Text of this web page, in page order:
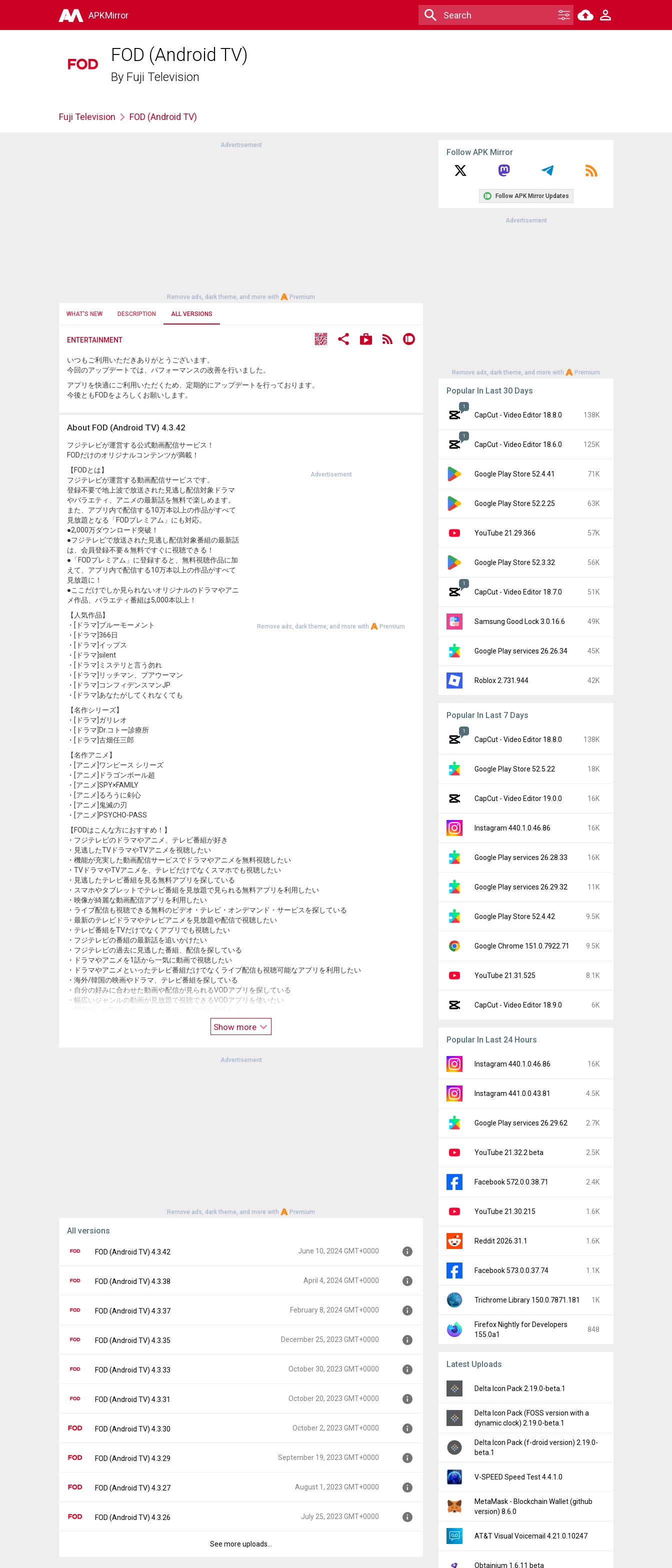
APKMirror
FOD (Android TV)
By Fuji Television
Fuji Television FOD (Android TV)
Advertisement
Remove ads, dark theme, and more with Premium
WHAT'S NEW DESCRIPTION ALL VERSIONS
ENTERTAINMENT
いつもご利用いただきありがとうございます。
今回のアップデートでは、パフォーマンスの改善を行いました。
アプリを快適にご利用いただくため、定期的にアップデートを行っております。
今後ともFODをよろしくお願いします。
About FOD (Android TV) 4.3.42
フジテレビが運営する公式動画配信サービス！
FODだけのオリジナルコンテンツが満載！
Advertisement
Remove ads, dark theme, and more with Premium
【FODとは】
フジテレビが運営する動画配信サービスです。
登録不要で地上波で放送された見逃し配信対象ドラマ
やバラエティ、アニメの最新話を無料で楽しめます。
また、アプリ内で配信する10万本以上の作品がすべて
見放題となる「FODプレミアム」にも対応。
●2,000万ダウンロード突破！
●フジテレビで放送された見逃し配信対象番組の最新話
は、会員登録不要＆無料ですぐに視聴できる！
●「FODプレミアム」に登録すると、無料視聴作品に加
えて、アプリ内で配信する10万本以上の作品がすべて
見放題に！
●ここだけでしか見られないオリジナルのドラマやアニ
メ作品、バラエティ番組は5,000本以上！
【人気作品】
・[ドラマ]ブルーモーメント
・[ドラマ]366日
・[ドラマ]イップス
・[ドラマ]silent
・[ドラマ]ミステリと言う勿れ
・[ドラマ]リッチマン、プアウーマン
・[ドラマ]コンフィデンスマンJP
・[ドラマ]あなたがしてくれなくても
【名作シリーズ】
・[ドラマ]ガリレオ
・[ドラマ]Dr.コトー診療所
・[ドラマ]古畑任三郎
【名作アニメ】
・[アニメ]ワンピース シリーズ
・[アニメ]ドラゴンボール超
・[アニメ]SPY×FAMILY
・[アニメ]るろうに剣心
・[アニメ]鬼滅の刃
・[アニメ]PSYCHO-PASS
【FODはこんな方におすすめ！】
・フジテレビのドラマやアニメ、テレビ番組が好き
・見逃したTVドラマやTVアニメを視聴したい
・機能が充実した動画配信サービスでドラマやアニメを無料視聴したい
・TVドラマやTVアニメを、テレビだけでなくスマホでも視聴したい
・見逃したテレビ番組を見る無料アプリを探している
・スマホやタブレットでテレビ番組を見放題で見られる無料アプリを利用したい
・映像が綺麗な動画配信アプリを利用したい
・ライブ配信も視聴できる無料のビデオ・テレビ・オンデマンド・サービスを探している
・最新のテレビドラマやテレビアニメを見放題や配信で視聴したい
・テレビ番組をTVだけでなくアプリでも視聴したい
・フジテレビの番組の最新話を追いかけたい
・フジテレビの過去に見逃した番組、配信を探している
・ドラマやアニメを1話から一気に動画で視聴したい
・ドラマやアニメといったテレビ番組だけでなくライブ配信も視聴可能なアプリを利用したい
・海外/韓国の映画やドラマ、テレビ番組を探している
・自分の好みに合わせた動画や配信が見られるVODアプリを探している
・幅広いジャンルの動画が見放題で視聴できるVODアプリを使いたい
・空いている時間に動画や配信が見られるVODアプリを探している
・フジテレビのバラエティ番組で気になった動画を視聴したい
Show more
Advertisement
Remove ads, dark theme, and more with Premium
All versions
FOD (Android TV) 4.3.42 June 10, 2024 GMT+0000
Version:
4.3.42
Downloads:
238
FOD (Android TV) 4.3.38 April 4, 2024 GMT+0000
Version:
4.3.38
Downloads:
49
FOD (Android TV) 4.3.37 February 8, 2024 GMT+0000
Version:
4.3.37
Downloads:
35
FOD (Android TV) 4.3.35 December 25, 2023 GMT+0000
Version:
4.3.35
Downloads:
73
FOD (Android TV) 4.3.33 October 30, 2023 GMT+0000
Version:
4.3.33
Downloads:
34
FOD (Android TV) 4.3.31 October 20, 2023 GMT+0000
Version:
4.3.31
Downloads:
19
FOD (Android TV) 4.3.30 October 2, 2023 GMT+0000
Version:
4.3.30
Downloads:
20
FOD (Android TV) 4.3.29 September 19, 2023 GMT+0000
Version:
4.3.29
Downloads:
21
FOD (Android TV) 4.3.27 August 1, 2023 GMT+0000
Version:
4.3.27
FOD (Android TV) 4.3.26 July 25, 2023 GMT+0000
See more uploads...
Follow APK Mirror
Follow APK Mirror Updates
Advertisement
Remove ads, dark theme, and more with Premium
Popular In Last 30 Days
1
CapCut - Video Editor 18.8.0 138K
1
CapCut - Video Editor 18.6.0 125K
Google Play Store 52.4.41 71K
Google Play Store 52.2.25 63K
YouTube 21.29.366 57K
Google Play Store 52.3.32 56K
1
CapCut - Video Editor 18.7.0 51K
Samsung Good Lock 3.0.16.6 49K
Google Play services 26.26.34 45K
Roblox 2.731.944 42K
Popular In Last 7 Days
1
CapCut - Video Editor 18.8.0 138K
Google Play Store 52.5.22 18K
CapCut - Video Editor 19.0.0 16K
Instagram 440.1.0.46.86 16K
Google Play services 26.28.33 16K
Google Play services 26.29.32 11K
Google Play Store 52.4.42 9.5K
Google Chrome 151.0.7922.71 9.5K
YouTube 21.31.525 8.1K
CapCut - Video Editor 18.9.0 6K
Popular In Last 24 Hours
Instagram 440.1.0.46.86 16K
Instagram 441.0.0.43.81 4.5K
Google Play services 26.29.62 2.7K
YouTube 21.32.2 beta 2.5K
Facebook 572.0.0.38.71 2.4K
YouTube 21.30.215 1.6K
Reddit 2026.31.1 1.6K
Facebook 573.0.0.37.74 1.1K
Trichrome Library 150.0.7871.181 1K
Firefox Nightly for Developers
155.0a1
848
Latest Uploads
Delta Icon Pack 2.19.0-beta.1
Delta Icon Pack (FOSS version with a
dynamic clock) 2.19.0-beta.1
Delta Icon Pack (f-droid version) 2.19.0-
beta.1
V-SPEED Speed Test 4.4.1.0
MetaMask - Blockchain Wallet (github
version) 8.6.0
AT&T Visual Voicemail 4.21.0.10247
Obtainium 1.6.11 beta